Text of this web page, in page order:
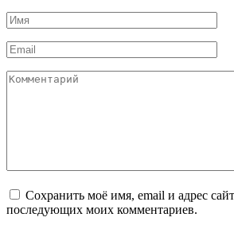
Имя
*
Email
*
Комментарий
Сохранить моё имя, email и адрес
последующих моих комментариев.